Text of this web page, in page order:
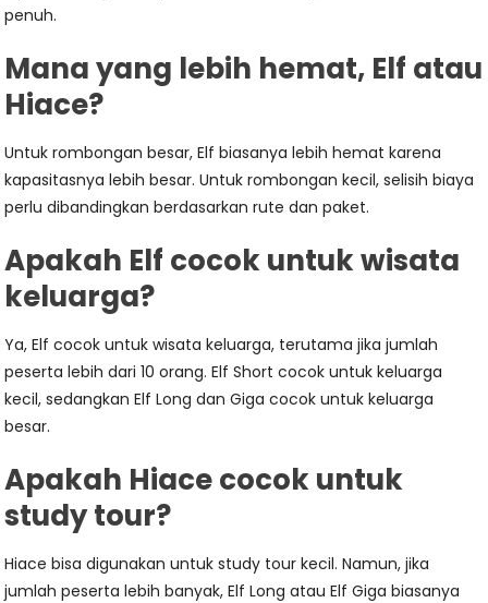
penuh.
Mana yang lebih hemat, Elf atau
Hiace?
Untuk rombongan besar, Elf biasanya lebih hemat karena
kapasitasnya lebih besar. Untuk rombongan kecil, selisih biaya
perlu dibandingkan berdasarkan rute dan paket.
Apakah Elf cocok untuk wisata
keluarga?
Ya, Elf cocok untuk wisata keluarga, terutama jika jumlah
peserta lebih dari 10 orang. Elf Short cocok untuk keluarga
kecil, sedangkan Elf Long dan Giga cocok untuk keluarga
besar.
Apakah Hiace cocok untuk
study tour?
Hiace bisa digunakan untuk study tour kecil. Namun, jika
jumlah peserta lebih banyak, Elf Long atau Elf Giga biasanya